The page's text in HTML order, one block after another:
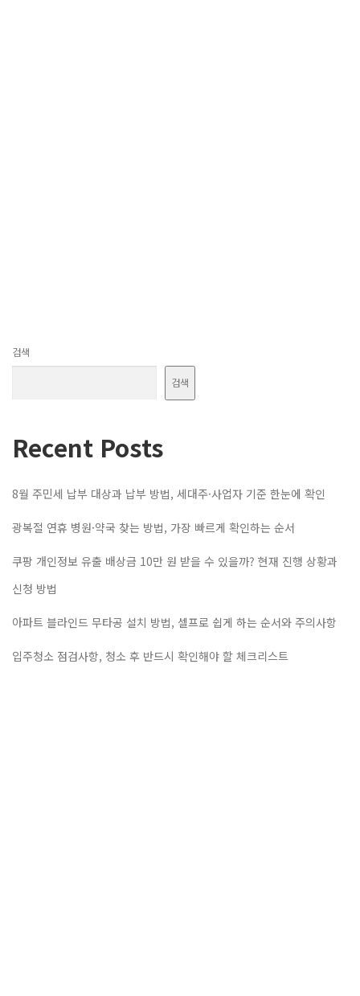
검색
검색
Recent Posts
8월 주민세 납부 대상과 납부 방법, 세대주·사업자 기준 한눈에 확인
광복절 연휴 병원·약국 찾는 방법, 가장 빠르게 확인하는 순서
쿠팡 개인정보 유출 배상금 10만 원 받을 수 있을까? 현재 진행 상황과
신청 방법
아파트 블라인드 무타공 설치 방법, 셀프로 쉽게 하는 순서와 주의사항
입주청소 점검사항, 청소 후 반드시 확인해야 할 체크리스트